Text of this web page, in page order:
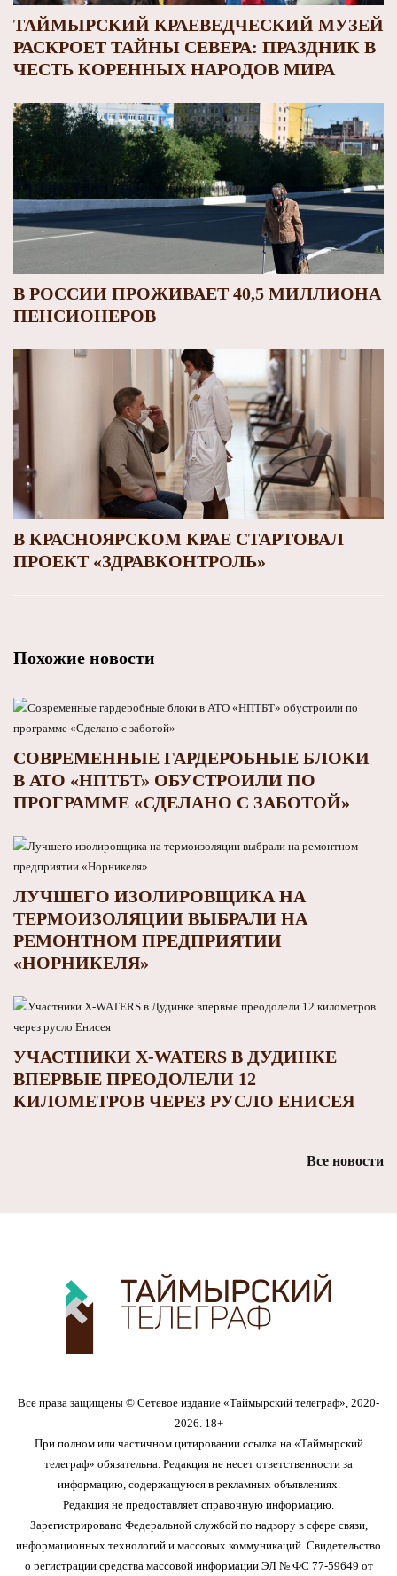
ТАЙМЫРСКИЙ КРАЕВЕДЧЕСКИЙ МУЗЕЙ
РАСКРОЕТ ТАЙНЫ СЕВЕРА: ПРАЗДНИК В
ЧЕСТЬ КОРЕННЫХ НАРОДОВ МИРА
В РОССИИ ПРОЖИВАЕТ 40,5 МИЛЛИОНА
ПЕНСИОНЕРОВ
В КРАСНОЯРСКОМ КРАЕ СТАРТОВАЛ
ПРОЕКТ «ЗДРАВКОНТРОЛЬ»
Похожие новости
СОВРЕМЕННЫЕ ГАРДЕРОБНЫЕ БЛОКИ
В АТО «НПТБТ» ОБУСТРОИЛИ ПО
ПРОГРАММЕ «СДЕЛАНО С ЗАБОТОЙ»
ЛУЧШЕГО ИЗОЛИРОВЩИКА НА
ТЕРМОИЗОЛЯЦИИ ВЫБРАЛИ НА
РЕМОНТНОМ ПРЕДПРИЯТИИ
«НОРНИКЕЛЯ»
УЧАСТНИКИ X-WATERS В ДУДИНКЕ
ВПЕРВЫЕ ПРЕОДОЛЕЛИ 12
КИЛОМЕТРОВ ЧЕРЕЗ РУСЛО ЕНИСЕЯ
Все новости
Все права защищены © Сетевое издание «Таймырский телеграф», 2020-
2026. 18+
При полном или частичном цитировании ссылка на «Таймырский
телеграф» обязательна. Редакция не несет ответственности за
информацию, содержащуюся в рекламных объявлениях.
Редакция не предоставляет справочную информацию.
Зарегистрировано Федеральной службой по надзору в сфере связи,
информационных технологий и массовых коммуникаций. Свидетельство
о регистрации средства массовой информации ЭЛ № ФС 77-59649 от